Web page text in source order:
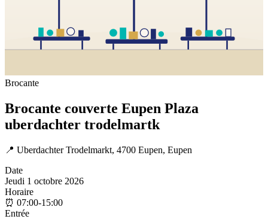
Brocante
Brocante couverte Eupen Plaza
uberdachter trodelmartk
📍 Uberdachter Trodelmarkt, 4700 Eupen, Eupen
Date
Jeudi 1 octobre 2026
Horaire
⏰ 07:00-15:00
Entrée